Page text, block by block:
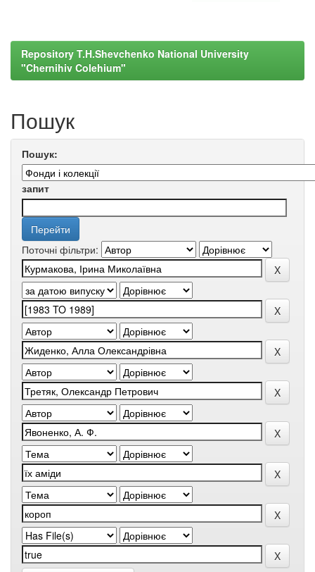
Repository T.H.Shevchenko National University
"Chernihiv Colehium"
Пошук
Пошук:
запит
Поточні фільтри: